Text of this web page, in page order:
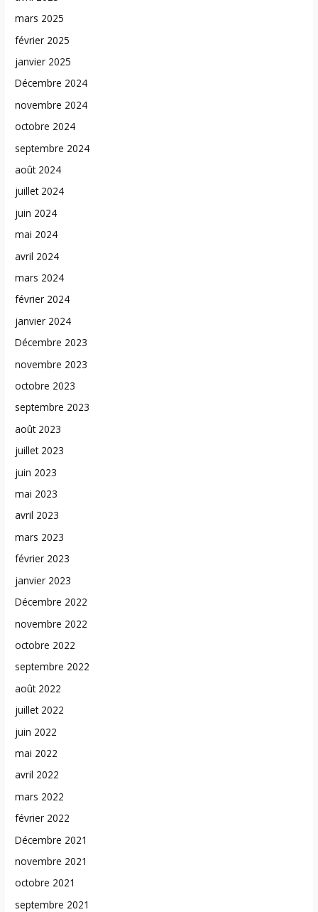
mars 2025
février 2025
janvier 2025
Décembre 2024
novembre 2024
octobre 2024
septembre 2024
août 2024
juillet 2024
juin 2024
mai 2024
avril 2024
mars 2024
février 2024
janvier 2024
Décembre 2023
novembre 2023
octobre 2023
septembre 2023
août 2023
juillet 2023
juin 2023
mai 2023
avril 2023
mars 2023
février 2023
janvier 2023
Décembre 2022
novembre 2022
octobre 2022
septembre 2022
août 2022
juillet 2022
juin 2022
mai 2022
avril 2022
mars 2022
février 2022
Décembre 2021
novembre 2021
octobre 2021
septembre 2021